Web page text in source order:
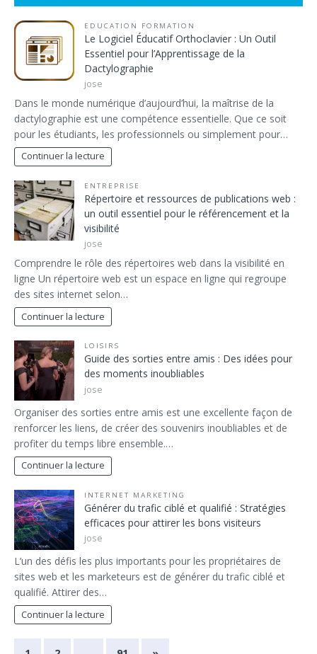
EDUCATION FORMATION
Le Logiciel Éducatif Orthoclavier : Un Outil
Essentiel pour l’Apprentissage de la
Dactylographie
jose
Dans le monde numérique d’aujourd’hui, la maîtrise de la
dactylographie est une compétence essentielle. Que ce soit
pour les étudiants, les professionnels ou simplement pour…
Continuer la lecture
ENTREPRISE
Répertoire et ressources de publications web :
un outil essentiel pour le référencement et la
visibilité
jose
Comprendre le rôle des répertoires web dans la visibilité en
ligne Un répertoire web est un espace en ligne qui regroupe
des sites internet selon…
Continuer la lecture
LOISIRS
Guide des sorties entre amis : Des idées pour
des moments inoubliables
jose
Organiser des sorties entre amis est une excellente façon de
renforcer les liens, de créer des souvenirs inoubliables et de
profiter du temps libre ensemble.…
Continuer la lecture
INTERNET MARKETING
Générer du trafic ciblé et qualifié : Stratégies
efficaces pour attirer les bons visiteurs
jose
L’un des défis les plus importants pour les propriétaires de
sites web et les marketeurs est de générer du trafic ciblé et
qualifié. Attirer des…
Continuer la lecture